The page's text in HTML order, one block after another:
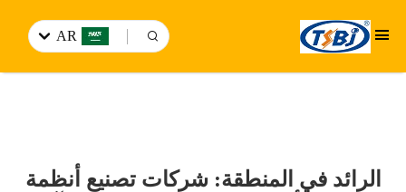
AR
الرائد في المنطقة: شركات تصنيع أنظمة